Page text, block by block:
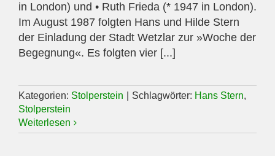
in London) und • Ruth Frieda (* 1947 in London).
Im August 1987 folgten Hans und Hilde Stern
der Einladung der Stadt Wetzlar zur »Woche der
Begegnung«. Es folgten vier [...]
Kategorien: Stolperstein Schlagwörter: Hans Stern,
Stolperstein
Weiterlesen